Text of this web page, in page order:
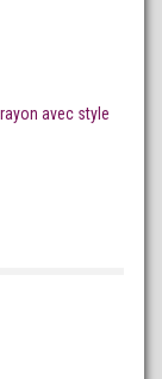
avec style